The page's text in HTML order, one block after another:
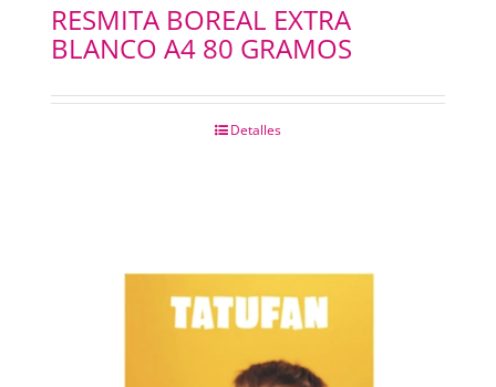
RESMITA BOREAL EXTRA
BLANCO A4 80 GRAMOS
Detalles